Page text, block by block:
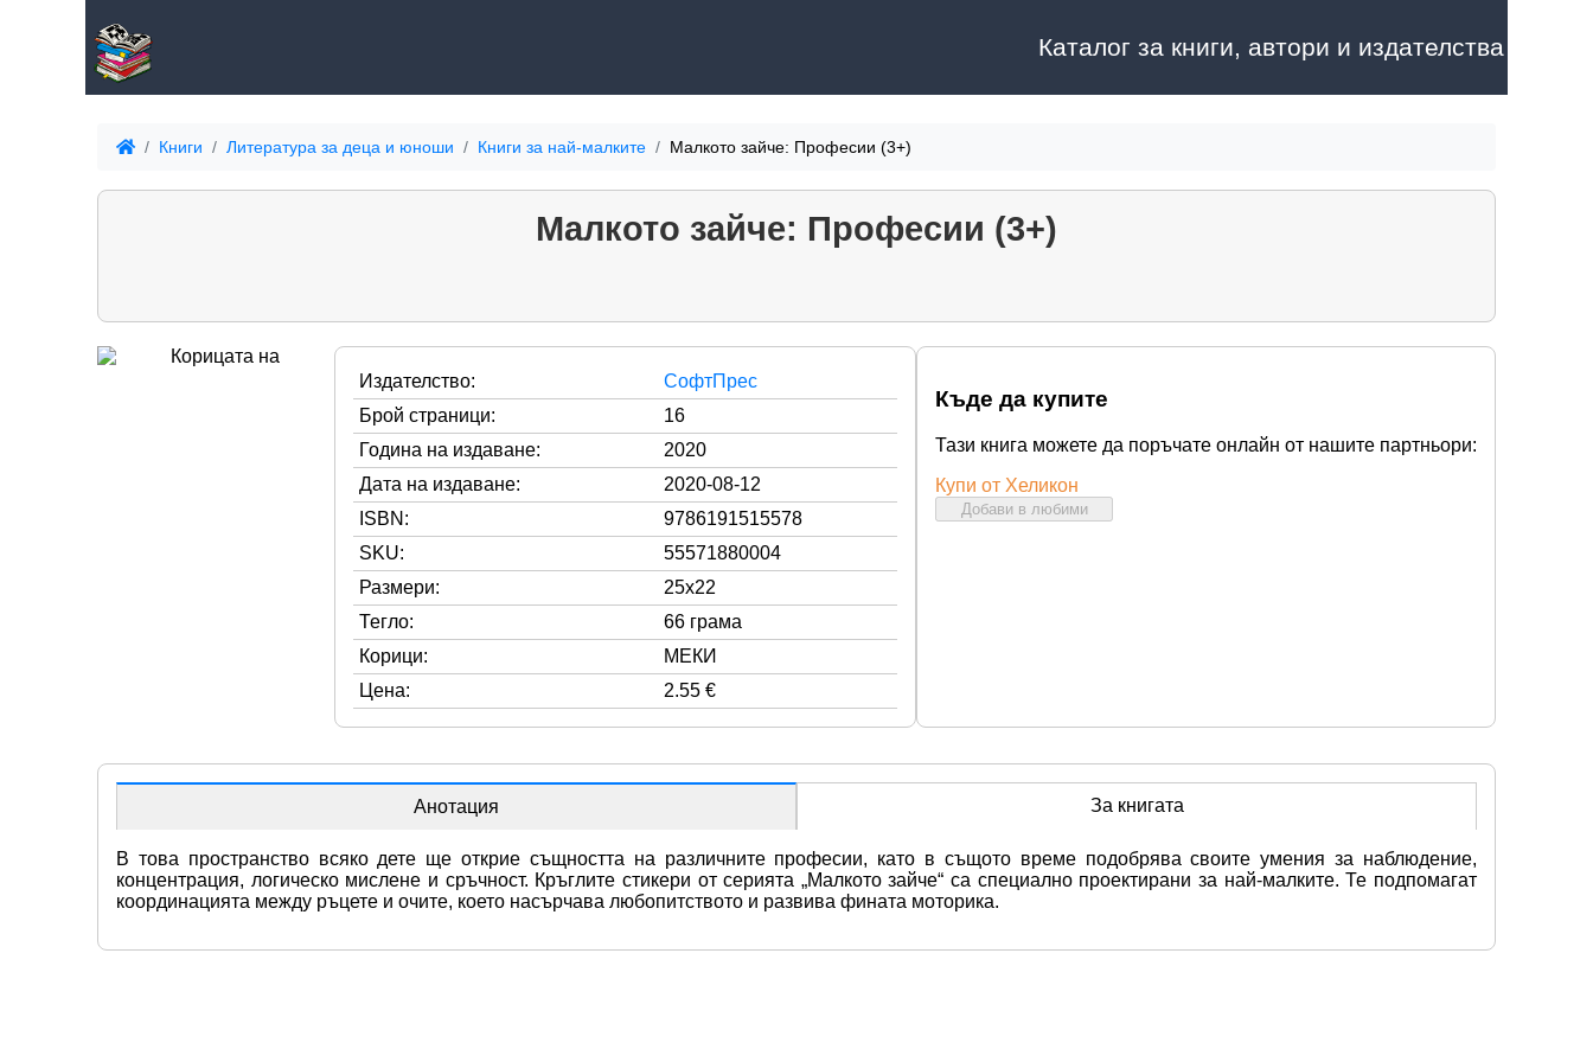
Каталог за книги, автори и издателства
Книги Литература за деца и юноши Книги за най-малките Малкото зайче: Професии (3+)
Малкото зайче: Професии (3+)
Издателство:
СофтПрес
Брой страници:
16
Година на издаване:
2020
Дата на издаване:
2020-08-12
ISBN:
9786191515578
SKU:
55571880004
Размери:
25x22
Тегло:
66 грама
Корици:
МЕКИ
Цена:
2.55 €
Къде да купите
Тази книга можете да поръчате онлайн от нашите партньори:
Купи от Хеликон
Добави в любими
Анотация За книгата
В това пространство всяко дете ще открие същността на различните професии, като в същото време подобрява своите умения за наблюдение,
концентрация, логическо мислене и сръчност. Кръглите стикери от серията „Малкото зайче“ са специално проектирани за най-малките. Те подпомагат
координацията между ръцете и очите, което насърчава любопитството и развива фината моторика.